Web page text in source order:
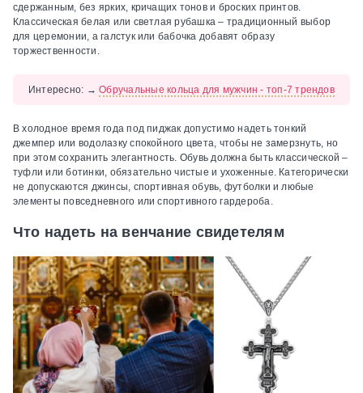
сдержанным, без ярких, кричащих тонов и броских принтов.
Классическая белая или светлая рубашка – традиционный выбор
для церемонии, а галстук или бабочка добавят образу
торжественности.
Интересно: →Обручальные кольца для мужчин - топ-7 трендов
В холодное время года под пиджак допустимо надеть тонкий
джемпер или водолазку спокойного цвета, чтобы не замерзнуть, но
при этом сохранить элегантность. Обувь должна быть классической –
туфли или ботинки, обязательно чистые и ухоженные. Категорически
не допускаются джинсы, спортивная обувь, футболки и любые
элементы повседневного или спортивного гардероба.
Что надеть на венчание свидетелям